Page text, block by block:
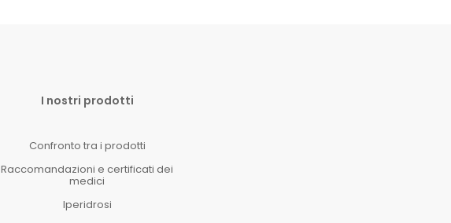
I nostri prodotti
Confronto tra i prodotti
Raccomandazioni e certificati dei
medici
Iperidrosi